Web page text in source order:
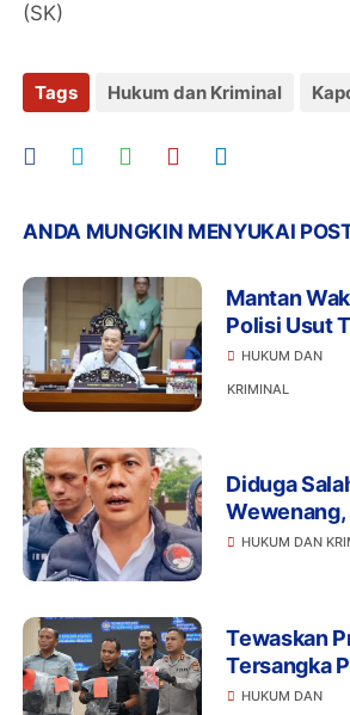
(SK)
Tags Hukum dan Kriminal
ANDA MUNGKIN MENYUKAI
Mantan
Polisi Usut
Bigmo Ajak
Umur
HUKUM DAN
KRIMINAL
Diduga
Wewenang,
Polres
HUKUM DAN
Tewaskan
Tersangka
Terancam
HUKUM DAN